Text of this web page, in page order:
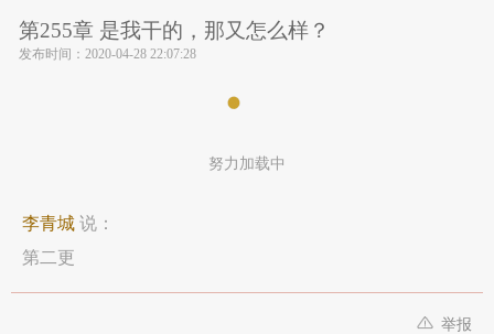
第255章 是我干的，那又怎么样？
发布时间： 2020-04-28 22:07:28
努力加载中
李青城 说：
第二更
举报